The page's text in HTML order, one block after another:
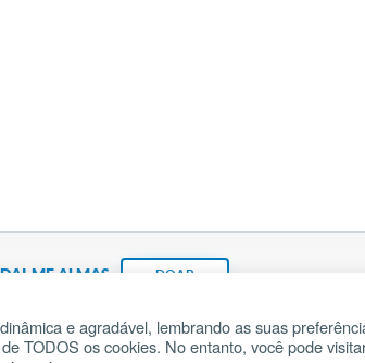
DAI-ME ALMAS DOAR
Fundação João Paulo II Pedido de
e agradável, lembrando as suas
TODOS os cookies. No entanto, você pode